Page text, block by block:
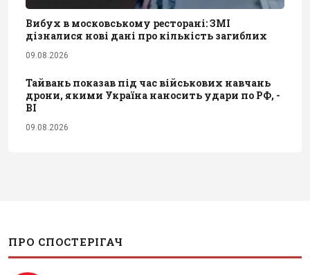
Вибух в московському ресторані: ЗМІ
дізналися нові дані про кількість загиблих
09.08.2026
Тайвань показав під час військових навчань
дрони, якими Україна наносить удари по РФ, -
BI
09.08.2026
ПРО СПОСТЕРІГАЧ